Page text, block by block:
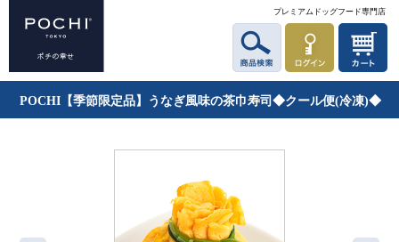
プレミアムドッグフード専門店
POCHI【季節限定品】うなぎ風味の茶巾寿司◆クール便(冷凍)◆